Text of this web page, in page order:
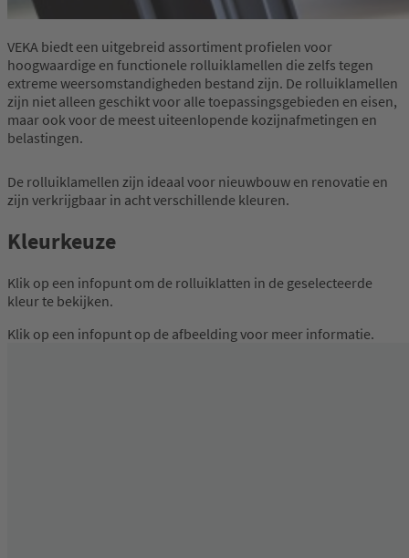
VEKA biedt een uitgebreid assortiment profielen voor
hoogwaardige en functionele rolluiklamellen die zelfs tegen
extreme weersomstandigheden bestand zijn. De rolluiklamellen
zijn niet alleen geschikt voor alle toepassingsgebieden en eisen,
maar ook voor de meest uiteenlopende kozijnafmetingen en
belastingen.
De rolluiklamellen zijn ideaal voor nieuwbouw en renovatie en
zijn verkrijgbaar in acht verschillende kleuren.
Kleurkeuze
Klik op een infopunt om de rolluiklatten in de geselecteerde
kleur te bekijken.
Klik op een infopunt op de afbeelding voor meer informatie.